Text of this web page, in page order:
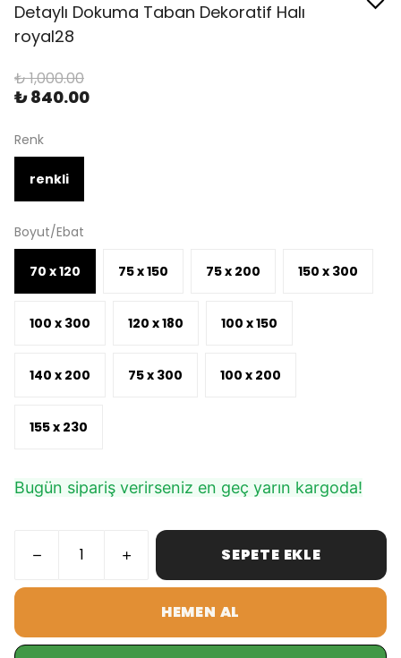
Detaylı Dokuma Taban Dekoratif Halı
royal28
₺ 1,000.00
₺ 840.00
Renk
renkli
Boyut/Ebat
70 x 120 75 x 150 75 x 200 150 x 300
100 x 300 120 x 180 100 x 150
140 x 200 75 x 300 100 x 200
155 x 230
Bugün sipariş verirseniz en geç yarın kargoda!
SEPETE EKLE
HEMEN AL